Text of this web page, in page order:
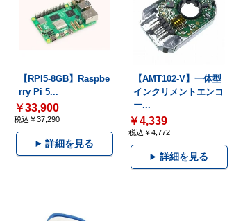
【RPI5-8GB】Raspbe
rry Pi 5...
￥33,900
税込￥37,290
詳細を見る
【AMT102-V】一体型
インクリメントエンコ
ー...
￥4,339
税込￥4,772
詳細を見る